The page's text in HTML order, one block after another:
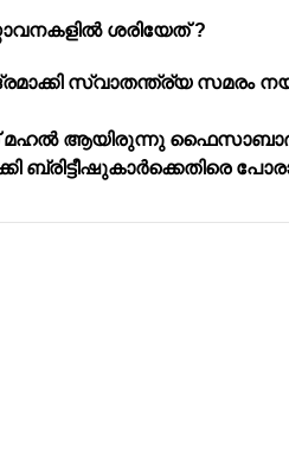
ശരിയേത് ?
സ്വാതന്ത്ര്യ സമരം
മഹൽ ആയിരുന്നു
ബ്രിട്ടീഷുകാർക്കെതിരെ